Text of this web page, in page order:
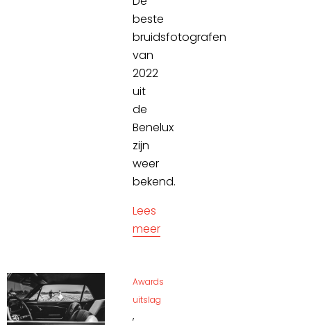
beste
bruidsfotografen
van
2022
uit
de
Benelux
zijn
weer
bekend.
Lees
meer
Awards
uitslag
,